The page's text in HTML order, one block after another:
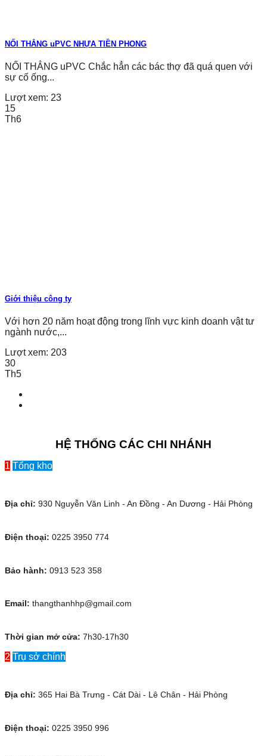
NỐI THẲNG uPVC NHỰA TIỀN PHONG
NỐI THẲNG uPVC Chắc hẳn các bác thợ đã quá quen với
sự cố ống...
Lượt xem: 23
15
Th6
Giới thiệu công ty
Với hơn 20 năm hoạt động trong lĩnh vực kinh doanh vật tư
ngành nước,...
Lượt xem: 203
30
Th5
HỆ THỐNG CÁC CHI NHÁNH
1 Tổng kho
Địa chỉ: 930 Nguyễn Văn Linh - An Đồng - An Dương - Hải Phòng
Điện thoại: 0225 3950 774
Bảo hành: 0913 523 358
Email: thangthanhhp@gmail.com
Thời gian mở cửa: 7h30-17h30
2 Trụ sở chính
Địa chỉ: 365 Hai Bà Trưng - Cát Dài - Lê Chân - Hải Phòng
Điện thoại: 0225 3950 996